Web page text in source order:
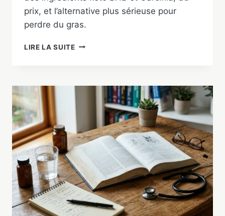
prix, et l’alternative plus sérieuse pour
perdre du gras.
LIRE LA SUITEVEELOSLIM
ET
MEILLEURE
ALTERNATIVE